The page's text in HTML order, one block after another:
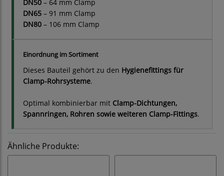
DN50 – 64 mm Clamp
DN65 – 91 mm Clamp
DN80 – 106 mm Clamp
Einordnung im Sortiment
Dieses Bauteil gehört zu den Hygienefittings für
Clamp-Rohrsysteme.
Optimal kombinierbar mit Clamp-Dichtungen,
Spannringen, Rohren sowie weiteren Clamp-Fittings.
Ähnliche Produkte: